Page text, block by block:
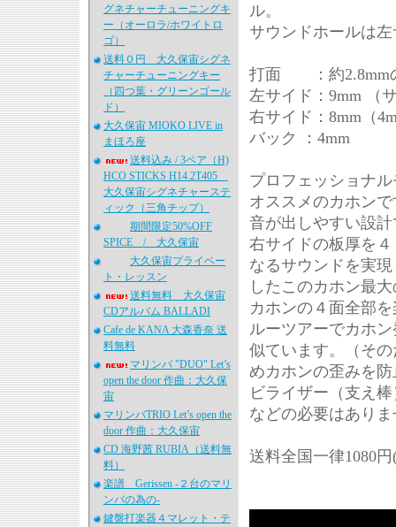
グネチャーチューニングキ
ー（オーロラ/ホワイトロ
ゴ）
送料０円 大久保宙シグネ
チャーチューニングキー
（四つ葉・グリーンゴール
ド）
大久保宙 MIOKO LIVE in
まほろ座
送料込み / 3ペア（H)
HCO STICKS H14.2T405
大久保宙シグネチャーステ
ィック（三角チップ）
期間限定50%OFF
SPICE / 大久保宙
大久保宙プライベー
ト・レッスン
送料無料 大久保宙
CDアルバム BALLADI
Cafe de KANA 大森香奈 送
料無料
マリンバ "DUO" Let’s
open the door 作曲：大久保
宙
マリンバTRIO Let’s open the
door 作曲：大久保宙
CD 海野茜 RUBIA（送料無
料）
楽譜 Gerissen -２台のマリ
ンバの為の-
鍵盤打楽器４マレット・テ
ル。
サウンドホールは
打面 ：約2.8mm
左サイド：9mm （
右サイド：8mm（
バック ：4mm
プロフェッショナ
オススメのカホン
音が出しやすい設計
右サイドの板厚を
なるサウンドを実
したこのカホン最
カホンの４面全部
ルーツアーでカホ
似ています。（そ
めカホンの歪みを
ビライザー（支え
などの必要はあり
送料全国一律1080